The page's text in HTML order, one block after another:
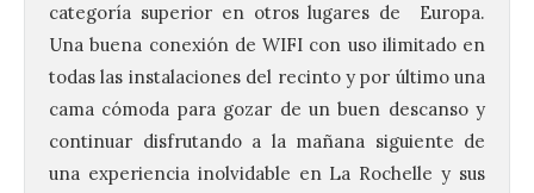
categoría superior en otros lugares de Europa.
Una buena conexión de WIFI con uso ilimitado en
todas las instalaciones del recinto y por último una
cama cómoda para gozar de un buen descanso y
continuar disfrutando a la mañana siguiente de
una experiencia inolvidable en La Rochelle y sus